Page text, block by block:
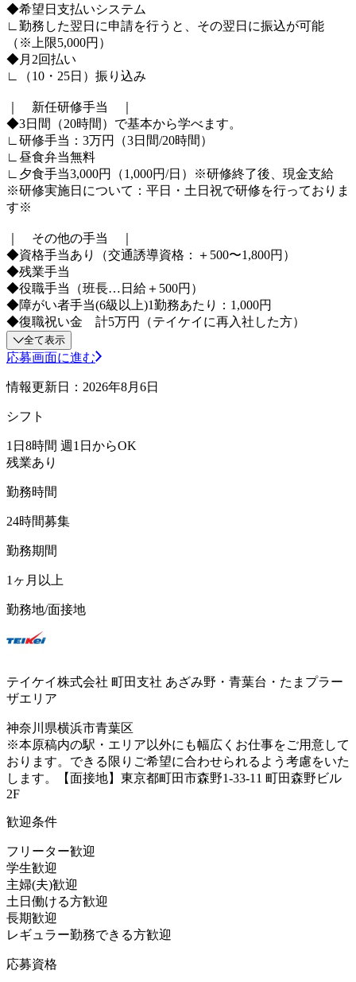
◆希望日支払いシステム
∟勤務した翌日に申請を行うと、その翌日に振込が可能
（※上限5,000円）
◆月2回払い
∟（10・25日）振り込み
｜ 新任研修手当 ｜
◆3日間（20時間）で基本から学べます。
∟研修手当：3万円（3日間/20時間）
∟昼食弁当無料
∟夕食手当3,000円（1,000円/日）※研修終了後、現金支給
※研修実施日について：平日・土日祝で研修を行っておりま
す※
｜ その他の手当 ｜
◆資格手当あり（交通誘導資格：＋500〜1,800円）
◆残業手当
◆役職手当（班長…日給＋500円）
◆障がい者手当(6級以上)1勤務あたり：1,000円
◆復職祝い金 計5万円（テイケイに再入社した方）
全て表示
応募画面に進む
情報更新日：2026年8月6日
シフト
1日8時間 週1日からOK
残業あり
勤務時間
24時間募集
勤務期間
1ヶ月以上
勤務地/面接地
テイケイ株式会社 町田支社 あざみ野・青葉台・たまプラー
ザエリア
神奈川県横浜市青葉区
※本原稿内の駅・エリア以外にも幅広くお仕事をご用意して
おります。できる限りご希望に合わせられるよう考慮をいた
します。【面接地】東京都町田市森野1-33-11 町田森野ビル
2F
歓迎条件
フリーター歓迎
学生歓迎
主婦(夫)歓迎
土日働ける方歓迎
長期歓迎
レギュラー勤務できる方歓迎
応募資格